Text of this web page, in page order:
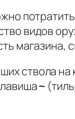
видов
магазина,
ствола
~